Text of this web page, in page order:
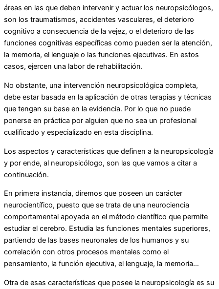
áreas en las que deben intervenir y actuar los neuropsicólogos,
son los traumatismos, accidentes vasculares, el deterioro
cognitivo a consecuencia de la vejez, o el deterioro de las
funciones cognitivas específicas como pueden ser la atención,
la memoria, el lenguaje o las funciones ejecutivas. En estos
casos, ejercen una labor de rehabilitación.
No obstante, una intervención neuropsicológica completa,
debe estar basada en la aplicación de otras terapias y técnicas
que tengan su base en la evidencia. Por lo que no puede
ponerse en práctica por alguien que no sea un profesional
cualificado y especializado en esta disciplina.
Los aspectos y características que definen a la neuropsicología
y por ende, al neuropsicólogo, son las que vamos a citar a
continuación.
En primera instancia, diremos que poseen un carácter
neurocientífico, puesto que se trata de una neurociencia
comportamental apoyada en el método científico que permite
estudiar el cerebro. Estudia las funciones mentales superiores,
partiendo de las bases neuronales de los humanos y su
correlación con otros procesos mentales como el
pensamiento, la función ejecutiva, el lenguaje, la memoria…
Otra de esas características que posee la neuropsicología es su